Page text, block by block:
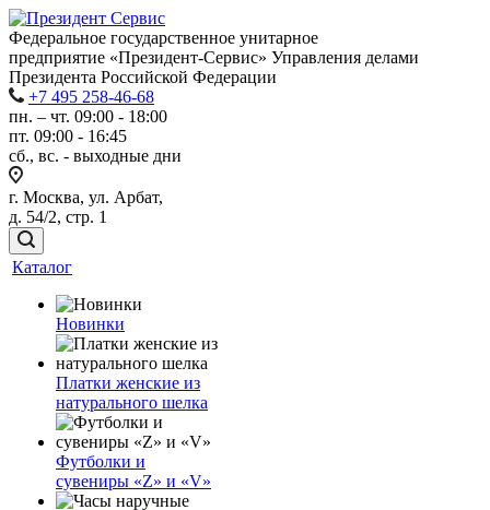
Федеральное государственное унитарное
предприятие «Президент-Сервис» Управления делами
Президента Российской Федерации
+7 495 258-46-68
пн. – чт. 09:00 - 18:00
пт. 09:00 - 16:45
сб., вс. - выходные дни
г. Москва, ул. Арбат,
д. 54/2, стр. 1
Каталог
Новинки
Платки женские из
натурального шелка
Футболки и
сувениры «Z» и «V»